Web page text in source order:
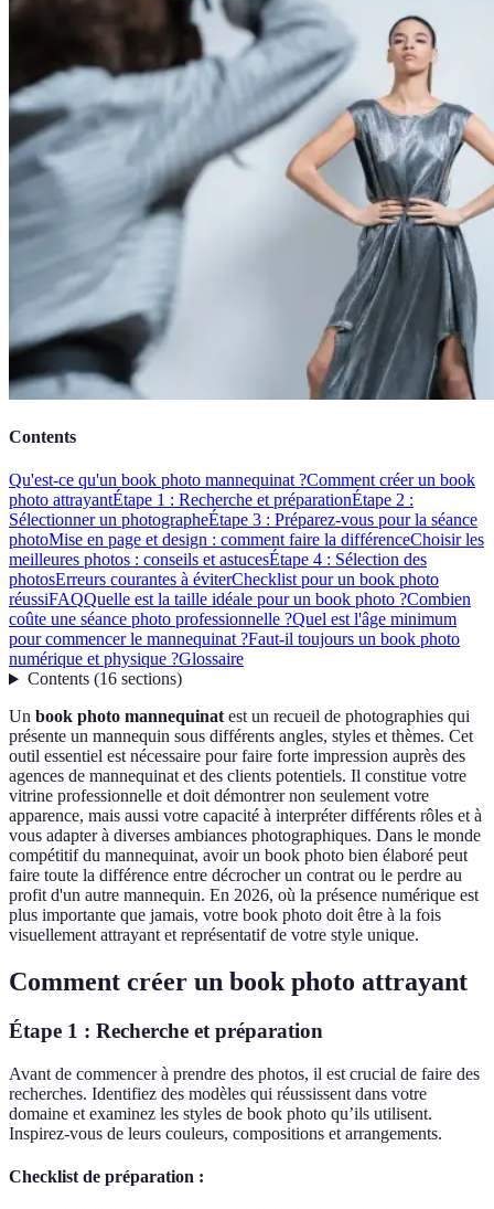
Contents
Qu'est-ce qu'un book photo mannequinat ?Comment créer un book
photo attrayantÉtape 1 : Recherche et préparationÉtape 2 :
Sélectionner un photographeÉtape 3 : Préparez-vous pour la séance
photoMise en page et design : comment faire la différenceChoisir les
meilleures photos : conseils et astucesÉtape 4 : Sélection des
photosErreurs courantes à éviterChecklist pour un book photo
réussiFAQQuelle est la taille idéale pour un book photo ?Combien
coûte une séance photo professionnelle ?Quel est l'âge minimum
pour commencer le mannequinat ?Faut-il toujours un book photo
numérique et physique ?Glossaire
Contents(16 sections)
Un book photo mannequinatest un recueil de photographies qui
présente un mannequin sous différents angles, styles et thèmes. Cet
outil essentiel est nécessaire pour faire forte impression auprès des
agences de mannequinat et des clients potentiels. Il constitue votre
vitrine professionnelle et doit démontrer non seulement votre
apparence, mais aussi votre capacité à interpréter différents rôles et à
vous adapter à diverses ambiances photographiques. Dans le monde
compétitif du mannequinat, avoir un book photo bien élaboré peut
faire toute la différence entre décrocher un contrat ou le perdre au
profit d'un autre mannequin. En 2026, où la présence numérique est
plus importante que jamais, votre book photo doit être à la fois
visuellement attrayant et représentatif de votre style unique.
Comment créer un book photo attrayant
Étape 1 : Recherche et préparation
Avant de commencer à prendre des photos, il est crucial de faire des
recherches. Identifiez des modèles qui réussissent dans votre
domaine et examinez les styles de book photo qu’ils utilisent.
Inspirez-vous de leurs couleurs, compositions et arrangements.
Checklist de préparation :